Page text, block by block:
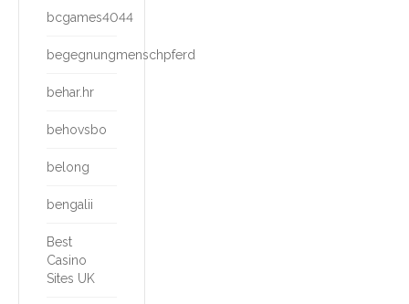
bcgames4044
begegnungmenschpferd
behar.hr
behovsbo
belong
bengalii
Best
Casino
Sites UK